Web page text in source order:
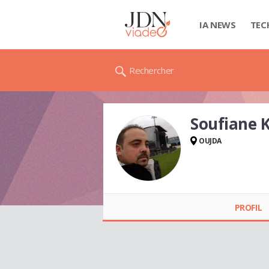
IA NEWS
Rechercher
Soufiane
OUJDA
PROFIL